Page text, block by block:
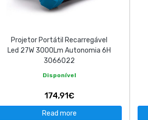
Projetor Portátil Recarregável
Led 27W 3000Lm Autonomia 6H
3066022
Disponível
174,91€
Read more